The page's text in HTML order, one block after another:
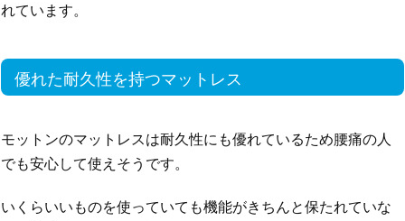
れています。
優れた耐久性を持つマットレス
モットンのマットレスは耐久性にも優れているため腰痛の人
でも安心して使えそうです。
いくらいいものを使っていても機能がきちんと保たれていな